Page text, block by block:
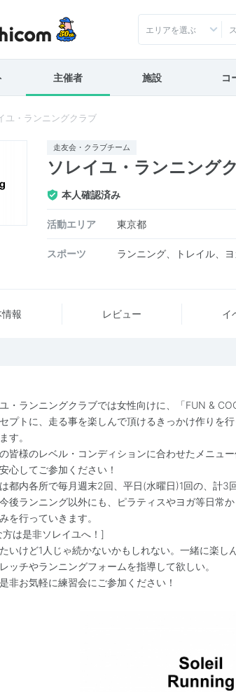
エリアを選ぶ
主催者 施設 コ
ユ・ランニングクラブ
走友会・クラブチーム
ソレイユ・ランニング
本人確認済み
活動エリア 東京都
スポーツ ランニング、トレイル、
報 レビュー イ
・ランニングクラブでは女性向けに、「FUN &
プトに、走る事を楽しんで頂けるきっかけ作りを
す。
皆様のレベル・コンディションに合わせたメニュ
心してご参加ください！
都内各所で毎月週末2回、平日(水曜日)1回の、計3
後ランニング以外にも、ピラティスやヨガ等日常
を行っていきます。
方は是非ソレイユへ！]
たいけど1人じゃ続かないかもしれない。一緒に楽し
ッチやランニングフォームを指導して欲しい。
非お気軽に練習会にご参加ください！